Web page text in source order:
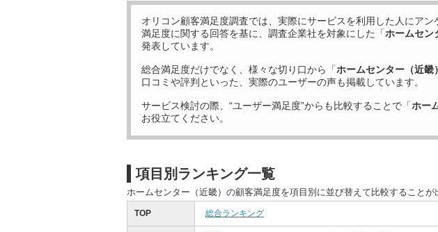
オリコン顧客満足度調査では、実際にサービスを利用した 人にアン
満足度に関する回答を基に、調査企業社を対象にした「ホームセン
発表しています。
総合満足度だけでなく、様々な切り口から「ホームセンター（近畿）
口コミや評判といった、実際のユーザーの声も掲載しています。
サービス検討の際、“ユーザー満足度”からも比較することで「ホー
お役立てください。
項目別ランキング一覧
ホームセンター（近畿）の顧客満足度を項目別に並び替えて比較することが
TOP 総合ランキング